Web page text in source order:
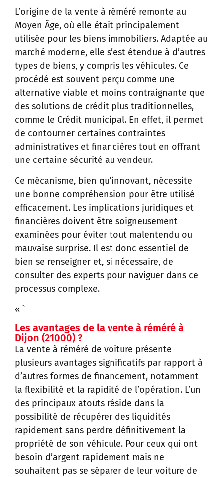
L’origine de la vente à réméré remonte au
Moyen Âge, où elle était principalement
utilisée pour les biens immobiliers. Adaptée au
marché moderne, elle s’est étendue à d’autres
types de biens, y compris les véhicules. Ce
procédé est souvent perçu comme une
alternative viable et moins contraignante que
des solutions de crédit plus traditionnelles,
comme le Crédit municipal. En effet, il permet
de contourner certaines contraintes
administratives et financières tout en offrant
une certaine sécurité au vendeur.
Ce mécanisme, bien qu’innovant, nécessite
une bonne compréhension pour être utilisé
efficacement. Les implications juridiques et
financières doivent être soigneusement
examinées pour éviter tout malentendu ou
mauvaise surprise. Il est donc essentiel de
bien se renseigner et, si nécessaire, de
consulter des experts pour naviguer dans ce
processus complexe.
« `
Les avantages de la vente à réméré à
Dijon (21000) ?
La vente à réméré de voiture présente
plusieurs avantages significatifs par rapport à
d’autres formes de financement, notamment
la flexibilité et la rapidité de l’opération. L’un
des principaux atouts réside dans la
possibilité de récupérer des liquidités
rapidement sans perdre définitivement la
propriété de son véhicule. Pour ceux qui ont
besoin d’argent rapidement mais ne
souhaitent pas se séparer de leur voiture de